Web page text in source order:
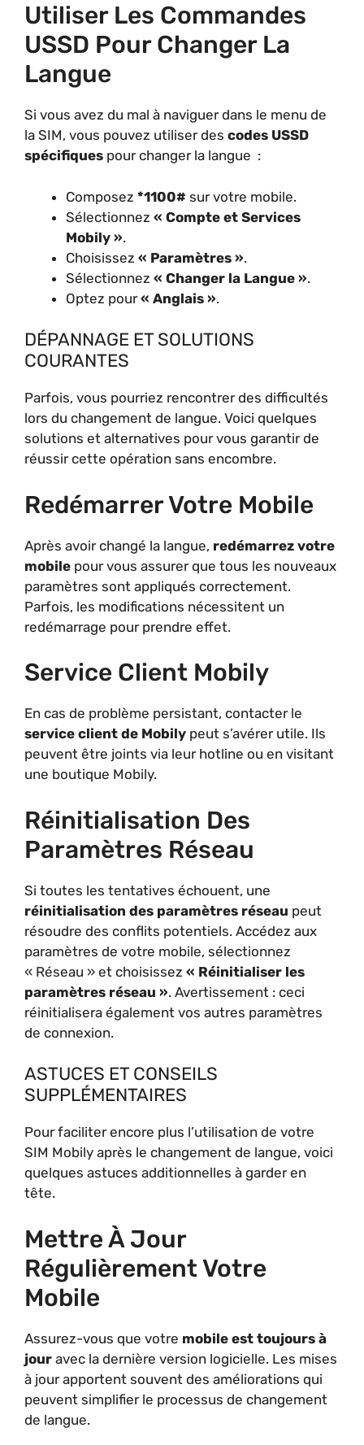
Utiliser Les Commandes
USSD Pour Changer La
Langue
Si vous avez du mal à naviguer dans le menu de
la SIM, vous pouvez utiliser des codes USSD
spécifiques pour changer la langue :
Composez *1100# sur votre mobile.
Sélectionnez « Compte et Services
Mobily ».
Choisissez « Paramètres ».
Sélectionnez « Changer la Langue ».
Optez pour« Anglais ».
DÉPANNAGE ET SOLUTIONS
COURANTES
Parfois, vous pourriez rencontrer des difficultés
lors du changement de langue. Voici quelques
solutions et alternatives pour vous garantir de
réussir cette opération sans encombre.
Redémarrer Votre Mobile
Après avoir changé la langue, redémarrez votre
mobile pour vous assurer que tous les nouveaux
paramètres sont appliqués correctement.
Parfois, les modifications nécessitent un
redémarrage pour prendre effet.
Service Client Mobily
En cas de problème persistant, contacter le
service client de Mobily peut s’avérer utile. Ils
peuvent être joints via leur hotline ou en visitant
une boutique Mobily.
Réinitialisation Des
Paramètres Réseau
Si toutes les tentatives échouent, une
réinitialisation des paramètres réseau peut
résoudre des conflits potentiels. Accédez aux
paramètres de votre mobile, sélectionnez
« Réseau » et choisissez « Réinitialiser les
paramètres réseau ». Avertissement : ceci
réinitialisera également vos autres paramètres
de connexion.
ASTUCES ET CONSEILS
SUPPLÉMENTAIRES
Pour faciliter encore plus l’utilisation de votre
SIM Mobily après le changement de langue, voici
quelques astuces additionnelles à garder en
tête.
Mettre À Jour
Régulièrement Votre
Mobile
Assurez-vous que votre mobile est toujours à
jour avec la dernière version logicielle. Les mises
à jour apportent souvent des améliorations qui
peuvent simplifier le processus de changement
de langue.